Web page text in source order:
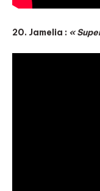
20. Jamelia : «